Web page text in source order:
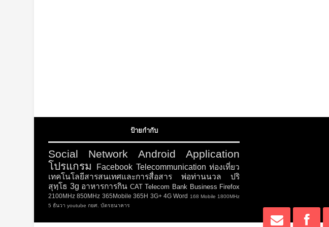
ป้ายกำกับ
Social Network Android
Application
โปรแกรม
Facebook Telecommunication ท่องเที่ยว
เทคโนโลยีสารสนเทศและการสื่อสาร
พ่อท่านนวล ปริ
สุทฺโธ 3g อาหารการกิน CAT Telecom Bank Business Firefox
2100MHz 850MHz 365Mobile 365H 3G+ 4G Word 168 Mobile 1800MHz
5 ธันวา youtube กยศ. บัตรธนาคาร